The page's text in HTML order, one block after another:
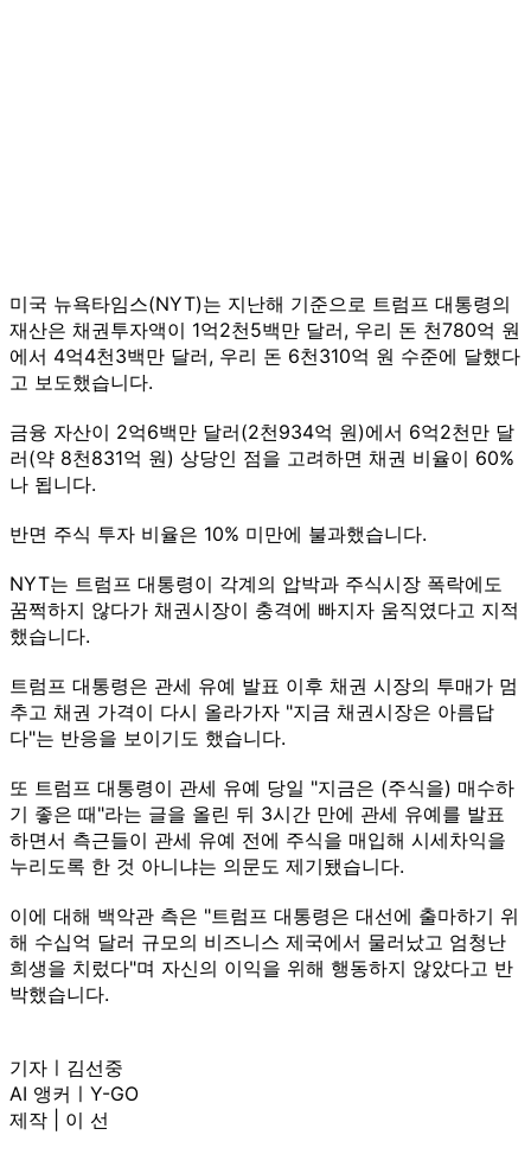
미국 뉴욕타임스(NYT)는 지난해 기준으로 트럼프 대통령의
재산은 채권투자액이 1억2천5백만 달러, 우리 돈 천780억 원
에서 4억4천3백만 달러, 우리 돈 6천310억 원 수준에 달했다
고 보도했습니다.
금융 자산이 2억6백만 달러(2천934억 원)에서 6억2천만 달
러(약 8천831억 원) 상당인 점을 고려하면 채권 비율이 60%
나 됩니다.
반면 주식 투자 비율은 10% 미만에 불과했습니다.
NYT는 트럼프 대통령이 각계의 압박과 주식시장 폭락에도
꿈쩍하지 않다가 채권시장이 충격에 빠지자 움직였다고 지적
했습니다.
트럼프 대통령은 관세 유예 발표 이후 채권 시장의 투매가 멈
추고 채권 가격이 다시 올라가자 "지금 채권시장은 아름답
다"는 반응을 보이기도 했습니다.
또 트럼프 대통령이 관세 유예 당일 "지금은 (주식을) 매수하
기 좋은 때"라는 글을 올린 뒤 3시간 만에 관세 유예를 발표
하면서 측근들이 관세 유예 전에 주식을 매입해 시세차익을
누리도록 한 것 아니냐는 의문도 제기됐습니다.
이에 대해 백악관 측은 "트럼프 대통령은 대선에 출마하기 위
해 수십억 달러 규모의 비즈니스 제국에서 물러났고 엄청난
희생을 치렀다"며 자신의 이익을 위해 행동하지 않았다고 반
박했습니다.
기자ㅣ김선중
AI 앵커ㅣY-GO
제작 | 이 선